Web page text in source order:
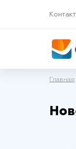
Главная